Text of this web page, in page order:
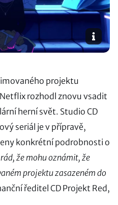
projektu
rozhodl znovu vsadit
herní svět. Studio CD
seriál je v přípravě,
konkrétní podrobnosti o
že mohu oznámit, že
projektu zasazeném do
ředitel CD Projekt Red,